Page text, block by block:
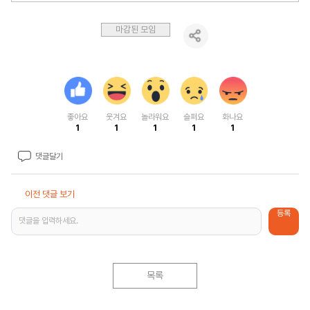
마감된 모임
좋아요
1
웃겨요
1
놀라워요
1
슬퍼요
1
화나요
1
댓글달기
이전 댓글 보기
댓글을 입력하세요.
등록
목록